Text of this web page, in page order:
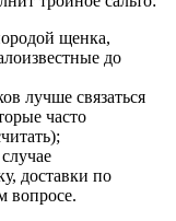
щенка,
до
лучше связаться
часто
доставки по
вопросе.